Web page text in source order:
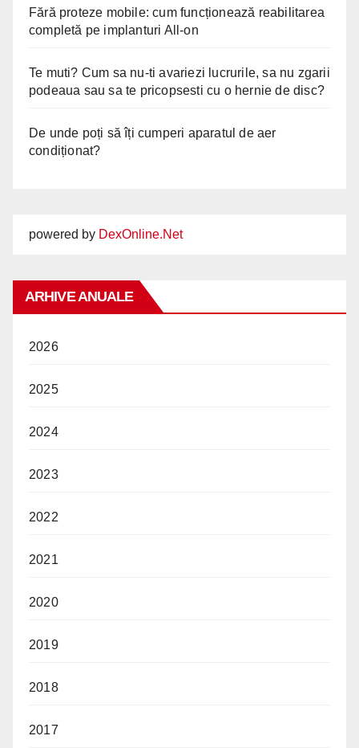
Fără proteze mobile: cum funcționează reabilitarea
completă pe implanturi All-on
Te muti? Cum sa nu-ti avariezi lucrurile, sa nu zgarii
podeaua sau sa te pricopsesti cu o hernie de disc?
De unde poți să îți cumperi aparatul de aer
condiționat?
powered by DexOnline.Net
ARHIVE ANUALE
2026
2025
2024
2023
2022
2021
2020
2019
2018
2017